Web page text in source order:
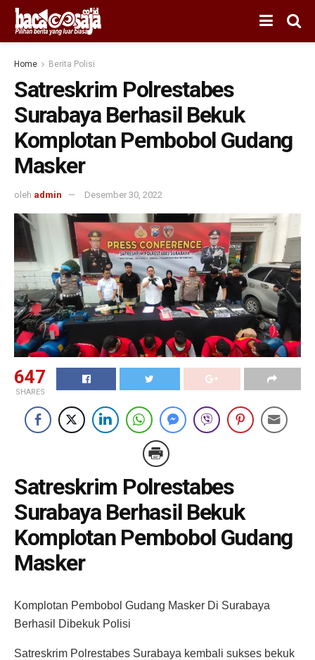
Home Berita Polisi
Satreskrim Polrestabes
Surabaya Berhasil Bekuk
Komplotan Pembobol Gudang
Masker
oleh admin Desember 30, 2022
647
SHARES
Satreskrim Polrestabes
Surabaya Berhasil Bekuk
Komplotan Pembobol Gudang
Masker
Komplotan Pembobol Gudang Masker Di Surabaya
Berhasil Dibekuk Polisi
Satreskrim Polrestabes Surabaya kembali sukses bekuk